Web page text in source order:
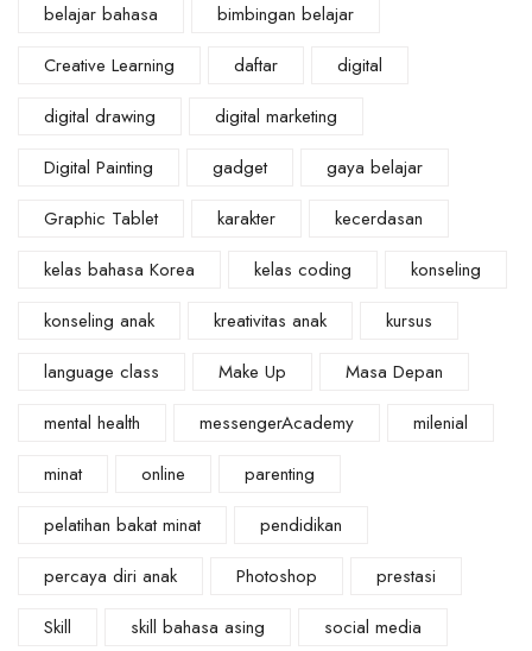
belajar bahasa
bimbingan belajar
Creative Learning
daftar
digital
digital drawing
digital marketing
Digital Painting
gadget
gaya belajar
Graphic Tablet
karakter
kecerdasan
kelas bahasa Korea
kelas coding
konseling
konseling anak
kreativitas anak
kursus
language class
Make Up
Masa Depan
mental health
messengerAcademy
milenial
minat
online
parenting
pelatihan bakat minat
pendidikan
percaya diri anak
Photoshop
prestasi
Skill
skill bahasa asing
social media